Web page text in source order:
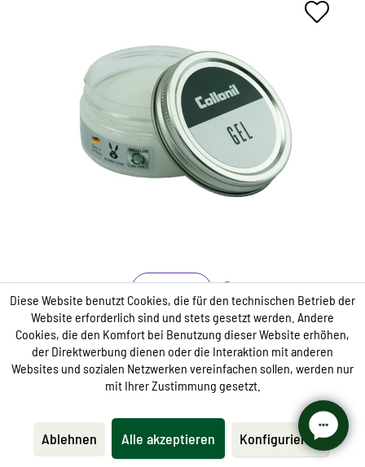
Gel de cuidado leve y
transparente.
Refresca cuero y sintéticos.
Mantiene los materiales flexibles y asegura un
Gel
de 9,95 € *
Diese Website benutzt Cookies, die für den technischen Betrieb der
Website erforderlich sind und stets gesetzt werden. Andere
Cookies, die den Komfort bei Benutzung dieser Website erhöhen,
der Direktwerbung dienen oder die Interaktion mit anderen
Websites und sozialen Netzwerken vereinfachen sollen, werden nur
mit Ihrer Zustimmung gesetzt.
Ablehnen Alle akzeptieren Konfigurieren